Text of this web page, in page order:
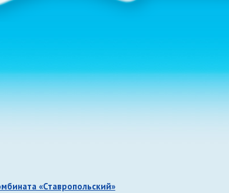
«Ставропольский»